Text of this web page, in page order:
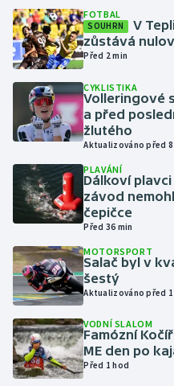
Florbal
Futsal
Golf
Gymnastika
Házená
Jezdectví
Krasobruslení
Lezení
Lyže a snowboard
FOTBAL
SOUHRN
V
zůstává
Před 2 min
CYKLISTIKA
Volleringové
a před
žlutého
Aktualizováno před 8
PLAVÁNÍ
Dálkoví
závod
čepičce
Před 36 min
MOTORSPORT
Salač byl v
šestý
Aktualizováno před
VODNÍ SLALOM
Famózní
ME den po
Před 1 hod